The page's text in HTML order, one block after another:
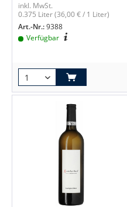
inkl. MwSt.
0.375 Liter(36,00 € / 1 Liter)
Art.-Nr.:9388
Verfügbar